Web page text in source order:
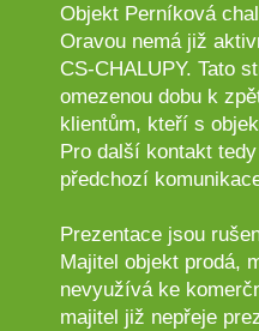
Objekt Perníková
Oravou nemá již
CS-CHALUPY. Tato
omezenou dobu k
klientům, kteří s
Pro další kontakt
předchozí
Prezentace jsou
Majitel objekt prodá,
nevyužívá ke
majitel již nepřeje